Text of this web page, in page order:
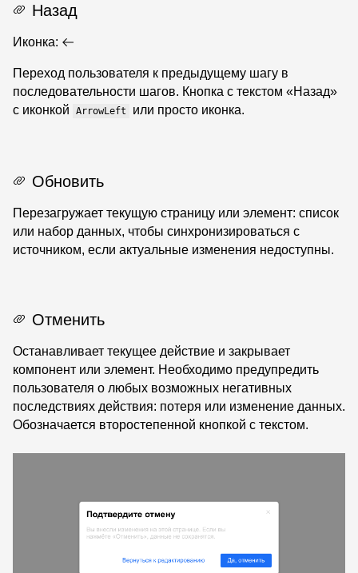
Назад
Иконка:
Переход пользователя к предыдущему шагу в
последовательности шагов. Кнопка с текстом «Назад»
с иконкой
ArrowLeft или просто иконка.
Обновить
Перезагружает текущую страницу или элемент: список
или набор данных, чтобы синхронизироваться с
источником, если актуальные изменения недоступны.
Отменить
Останавливает текущее действие и закрывает
компонент или элемент. Необходимо предупредить
пользователя о любых возможных негативных
последствиях действия: потеря или изменение данных.
Обозначается второстепенной кнопкой с текстом.